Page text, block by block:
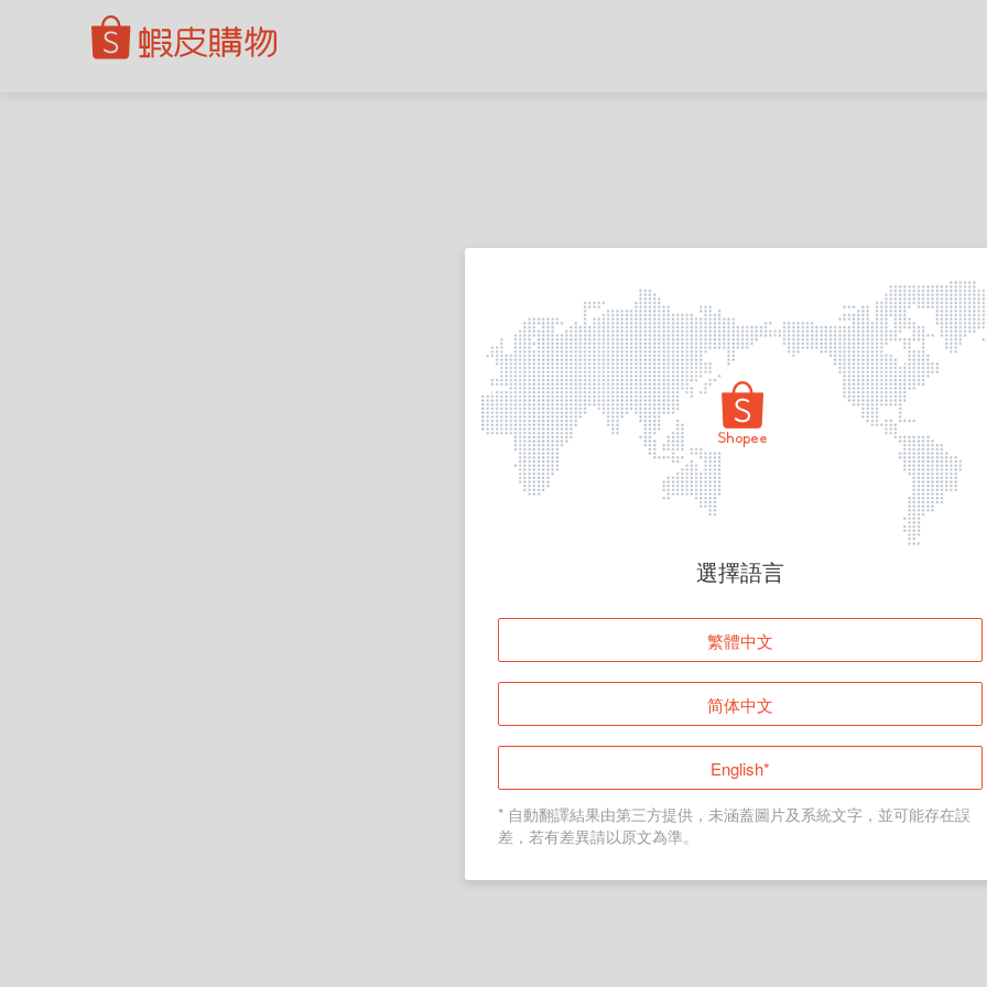
頁面無法顯示
登入
返回首頁
選擇語言
繁體中文
简体中文
English*
* 自動翻譯結果由第三方提供，未涵蓋圖片及系統文字，並可能存在誤
差，若有差異請以原文為準。